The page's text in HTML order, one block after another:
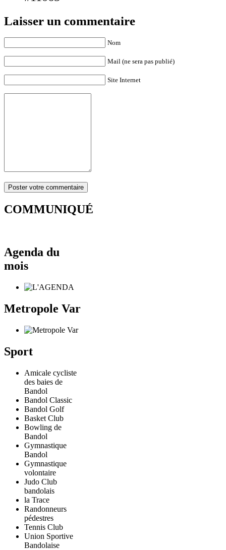
Laisser un commentaire
Nom
Mail (ne sera pas publié)
Site Internet
COMMUNIQUÉ
Agenda du
mois
Metropole Var
Sport
Amicale cycliste
des baies de
Bandol
Bandol Classic
Bandol Golf
Basket Club
Bowling de
Bandol
Gymnastique
Bandol
Gymnastique
volontaire
Judo Club
bandolais
la Trace
Randonneurs
pédestres
Tennis Club
Union Sportive
Bandolaise